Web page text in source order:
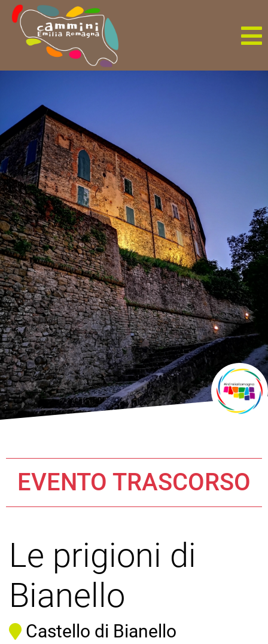
EVENTO TRASCORSO
Le prigioni di
Bianello
Castello di Bianello